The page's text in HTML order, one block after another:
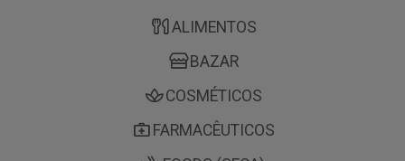
ALIMENTOS
BAZAR
COSMÉTICOS
FARMACÊUTICOS